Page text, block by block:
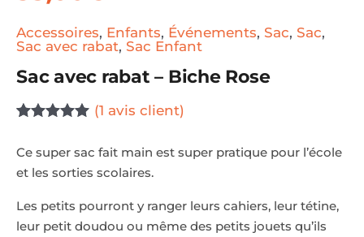
Accessoires, Enfants, Événements, Sac, Sac,
Sac avec rabat, Sac Enfant
Sac avec rabat – Biche Rose
sur 5
basé sur
notation
(1 avis client)
Ce super sac fait main est super pratique pour l’école
et les sorties scolaires.
Les petits pourront y ranger leurs cahiers, leur tétine,
leur petit doudou ou même des petits jouets qu’ils